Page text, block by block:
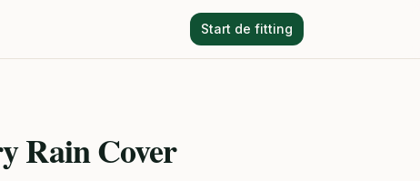
Start de fitting
Rain Cover